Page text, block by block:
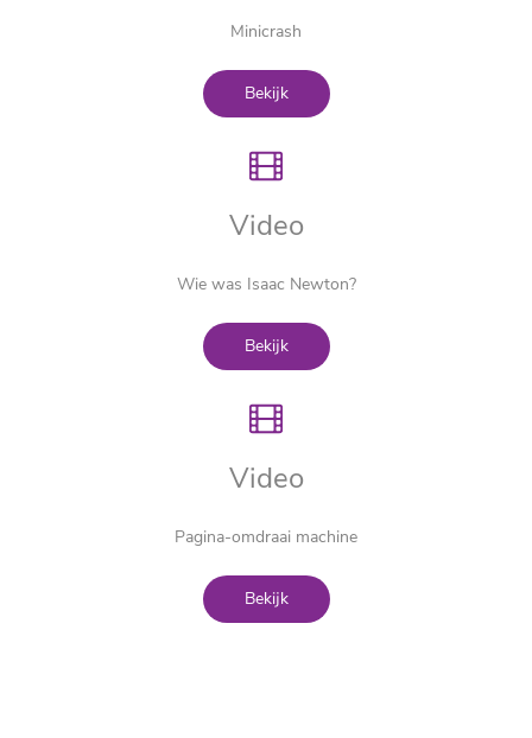
Minicrash
Bekijk
Video
Wie was Isaac Newton?
Bekijk
Video
Pagina-omdraai machine
Bekijk